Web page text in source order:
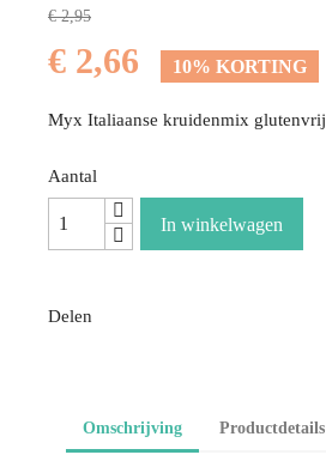
€ 2,95
€ 2,66 10% KORTING
Myx Italiaanse kruidenmix glutenvrij
Aantal
In winkelwagen
Delen
Omschrijving Productdetails